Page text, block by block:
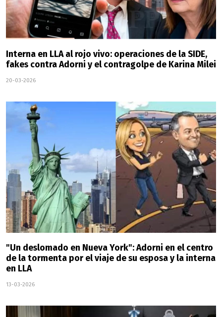
Interna en LLA al rojo vivo: operaciones de la SIDE,
fakes contra Adorni y el contragolpe de Karina Milei
20-03-2026
"Un deslomado en Nueva York": Adorni en el centro
de la tormenta por el viaje de su esposa y la interna
en LLA
13-03-2026